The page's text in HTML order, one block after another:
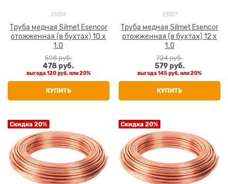
25004
Труба медная Silmet Esencor
отожженная (в бухтах) 10 x
1.0
598 руб.
478 руб.
выгода120 руб.или20%
КУПИТЬ
25007
Труба медная Silmet Esencor
отожженная (в бухтах) 12 x
1.0
724 руб.
579 руб.
выгода145 руб.или20%
КУПИТЬ
Скидка 20% Скидка 20%